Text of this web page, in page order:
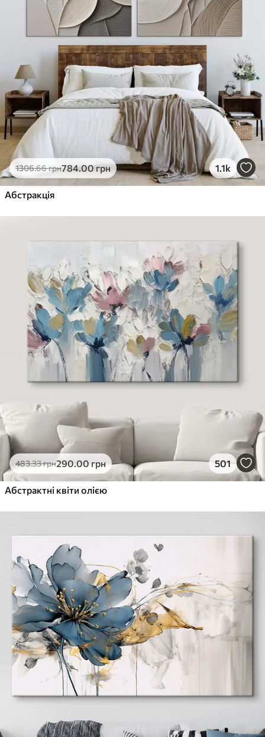
1306.66грн784.00грн 1.1k
Абстракція
483.33грн290.00грн 501
Абстрактні квіти олією